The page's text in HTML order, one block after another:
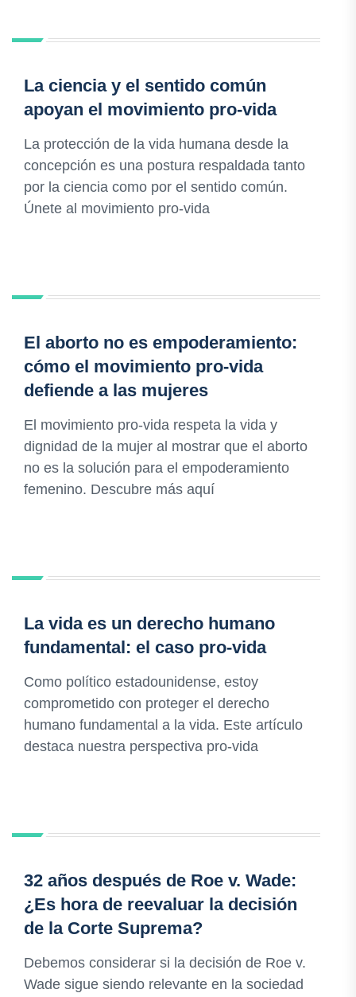
La ciencia y el sentido común
apoyan el movimiento pro-vida
La protección de la vida humana desde la
concepción es una postura respaldada tanto
por la ciencia como por el sentido común.
Únete al movimiento pro-vida
El aborto no es empoderamiento:
cómo el movimiento pro-vida
defiende a las mujeres
El movimiento pro-vida respeta la vida y
dignidad de la mujer al mostrar que el aborto
no es la solución para el empoderamiento
femenino. Descubre más aquí
La vida es un derecho humano
fundamental: el caso pro-vida
Como político estadounidense, estoy
comprometido con proteger el derecho
humano fundamental a la vida. Este artículo
destaca nuestra perspectiva pro-vida
32 años después de Roe v. Wade:
¿Es hora de reevaluar la decisión
de la Corte Suprema?
Debemos considerar si la decisión de Roe v.
Wade sigue siendo relevante en la sociedad